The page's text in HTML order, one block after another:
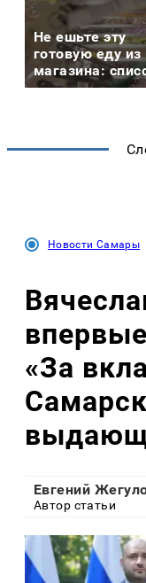
Не ешьте эту
готовую еду из
магазина:
Новости Самары
«За
Евгений
Автор статьи